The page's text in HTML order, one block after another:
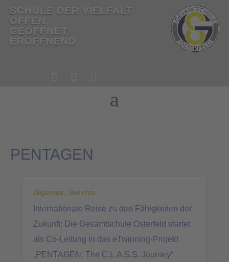
SCHULE DER VIELFALT
OFFEN
GEÖFFNET
ERÖFFNEND
PENTAGEN
Allgemein Berichte
Internationale Reise zu den Fähigkeiten der
Zukunft: Die Gesamtschule Osterfeld startet
als Co-Leitung in das eTwinning-Projekt
„PENTAGEN: The C.L.A.S.S. Journey“